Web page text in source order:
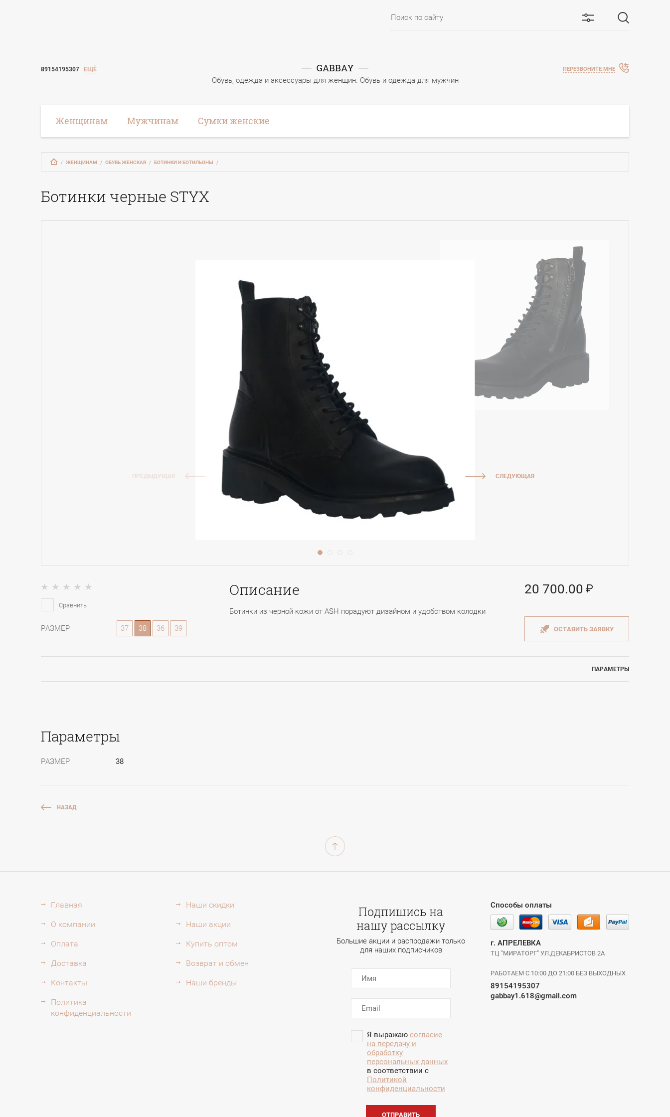
89154195307 ЕЩЁ GABBAY
Обувь, одежда и аксессуары для женщин. Обувь и одежда для мужчин
ПЕРЕЗВОНИТЕ МНЕ
Женщинам Мужчинам Сумки женские
   /
ЖЕНЩИНАМ
   /
ОБУВЬ ЖЕНСКАЯ
   /
БОТИНКИ И БОТИЛЬОНЫ
   /
Ботинки черные STYX
ПРЕДЫДУЩАЯ СЛЕДУЮЩАЯ
Сравнить
РАЗМЕР 37 38 36 39
Описание
Ботинки из черной кожи от ASH порадуют дизайном и удобством колодки
20 700.00
ОСТАВИТЬ ЗАЯВКУ
ПАРАМЕТРЫ
Параметры
РАЗМЕР 38
НАЗАД
Главная
О компании
Оплата
Доставка
Контакты
Политика
конфиденциальности
Наши скидки
Наши акции
Купить оптом
Возврат и обмен
Наши бренды
Подпишись на
нашу рассылку
Большие акции и распродажи только
для наших подписчиков
Я выражаю согласие
на передачу и
обработку
персональных данных
в соответствии с
Политикой
конфиденциальности
ОТПРАВИТЬ
Способы оплаты
г. АПРЕЛЕВКА
ТЦ "МИРАТОРГ" УЛ.ДЕКАБРИСТОВ 2А
РАБОТАЕМ С 10:00 ДО 21:00 БЕЗ ВЫХОДНЫХ
89154195307
gabbay1.618@gmail.com